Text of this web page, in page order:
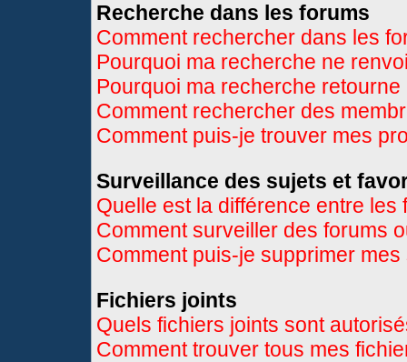
Recherche dans les forums
Comment rechercher dans les
Pourquoi ma recherche ne
Pourquoi ma recherche
Comment rechercher des
Comment puis-je trouver mes
Surveillance des sujets et
Quelle est la différence entre
Comment surveiller des forums
Comment puis-je supprimer
Fichiers joints
Quels fichiers joints sont
Comment trouver tous mes